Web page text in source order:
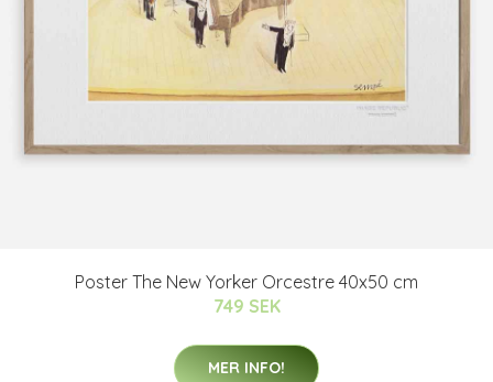
Poster The New Yorker Orcestre 40x50 cm
749 SEK
MER INFO!